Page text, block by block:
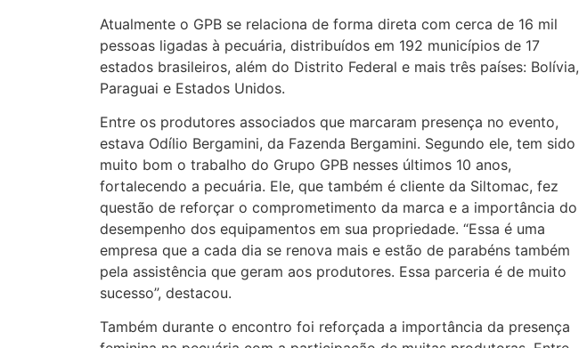
Atualmente o GPB se relaciona de forma direta com cerca de 16 mil
pessoas ligadas à pecuária, distribuídos em 192 municípios de 17
estados brasileiros, além do Distrito Federal e mais três países: Bolívia,
Paraguai e Estados Unidos.
Entre os produtores associados que marcaram presença no evento,
estava Odílio Bergamini, da Fazenda Bergamini. Segundo ele, tem sido
muito bom o trabalho do Grupo GPB nesses últimos 10 anos,
fortalecendo a pecuária. Ele, que também é cliente da Siltomac, fez
questão de reforçar o comprometimento da marca e a importância do
desempenho dos equipamentos em sua propriedade. “Essa é uma
empresa que a cada dia se renova mais e estão de parabéns também
pela assistência que geram aos produtores. Essa parceria é de muito
sucesso”, destacou.
Também durante o encontro foi reforçada a importância da presença